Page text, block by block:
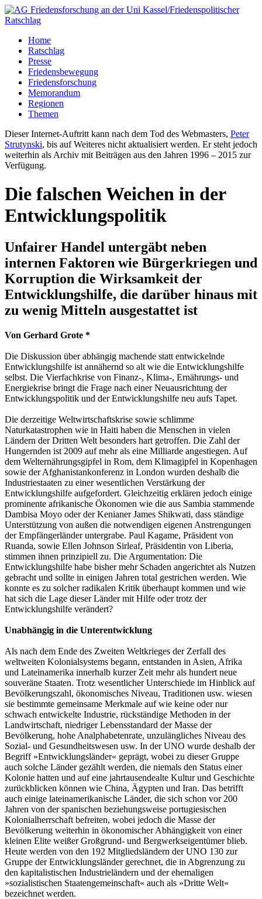
Home
Ratschlag
Presse
Friedensbewegung
Friedensforschung
Memorandum
Regionen
Themen
Dieser Internet-Auftritt kann nach dem Tod des Webmasters, Peter
Strutynski, bis auf Weiteres nicht aktualisiert werden. Er steht jedoch
weiterhin als Archiv mit Beiträgen aus den Jahren 1996 – 2015 zur
Verfügung.
Die falschen Weichen in der
Entwicklungspolitik
Unfairer Handel untergäbt neben
internen Faktoren wie Bürgerkriegen und
Korruption die Wirksamkeit der
Entwicklungshilfe, die darüber hinaus mit
zu wenig Mitteln ausgestattet ist
Von Gerhard Grote *
Die Diskussion über abhängig machende statt entwickelnde
Entwicklungshilfe ist annähernd so alt wie die Entwicklungshilfe
selbst. Die Vierfachkrise von Finanz-, Klima-, Ernährungs- und
Energiekrise bringt die Frage nach einer Neuausrichtung der
Entwicklungspolitik und der Entwicklungshilfe neu aufs Tapet.
Die derzeitige Weltwirtschaftskrise sowie schlimme
Naturkatastrophen wie in Haiti haben die Menschen in vielen
Ländern der Dritten Welt besonders hart getroffen. Die Zahl der
Hungernden ist 2009 auf mehr als eine Milliarde angestiegen. Auf
dem Welternährungsgipfel in Rom, dem Klimagipfel in Kopenhagen
sowie der Afghanistankonferenz in London wurden deshalb die
Industriestaaten zu einer wesentlichen Verstärkung der
Entwicklungshilfe aufgefordert. Gleichzeitig erklären jedoch einige
prominente afrikanische Ökonomen wie die aus Sambia stammende
Dambisa Moyo oder der Kenianer James Shikwati, dass ständige
Unterstützung von außen die notwendigen eigenen Anstrengungen
der Empfängerländer untergrabe. Paul Kagame, Präsident von
Ruanda, sowie Ellen Johnson Sirleaf, Präsidentin von Liberia,
stimmen ihnen prinzipiell zu. Die Argumentation: Die
Entwicklungshilfe habe bisher mehr Schaden angerichtet als Nutzen
gebracht und sollte in einigen Jahren total gestrichen werden. Wie
konnte es zu solcher radikalen Kritik überhaupt kommen und wie
hat sich die Lage dieser Länder mit Hilfe oder trotz der
Entwicklungshilfe verändert?
Unabhängig in die Unterentwicklung
Als nach dem Ende des Zweiten Weltkrieges der Zerfall des
weltweiten Kolonialsystems begann, entstanden in Asien, Afrika
und Lateinamerika innerhalb kurzer Zeit mehr als hundert neue
souveräne Staaten. Trotz wesentlicher Unterschiede im Hinblick auf
Bevölkerungszahl, ökonomisches Niveau, Traditionen usw. wiesen
sie bestimmte gemeinsame Merkmale auf wie keine oder nur
schwach entwickelte Industrie, rückständige Methoden in der
Landwirtschaft, niedriger Lebensstandard der Masse der
Bevölkerung, hohe Analphabetenrate, unzulängliches Niveau des
Sozial- und Gesundheitswesen usw. In der UNO wurde deshalb der
Begriff »Entwicklungsländer« geprägt, wobei zu dieser Gruppe
auch solche Länder gezählt werden, die niemals den Status einer
Kolonie hatten und auf eine jahrtausendealte Kultur und Geschichte
zurückblicken können wie China, Ägypten und Iran. Das betrifft
auch einige lateinamerikanische Länder, die sich schon vor 200
Jahren von der spanischen beziehungsweise portugiesischen
Kolonialherrschaft befreiten, wobei jedoch die Masse der
Bevölkerung weiterhin in ökonomischer Abhängigkeit von einer
kleinen Elite weißer Großgrund- und Bergwerkseigentümer blieb.
Heute werden von den 192 Mitgliedsländern der UNO 130 zur
Gruppe der Entwicklungsländer gerechnet, die in Abgrenzung zu
den kapitalistischen Industrieländern und der ehemaligen
»sozialistischen Staatengemeinschaft« auch als »Dritte Welt«
bezeichnet werden.